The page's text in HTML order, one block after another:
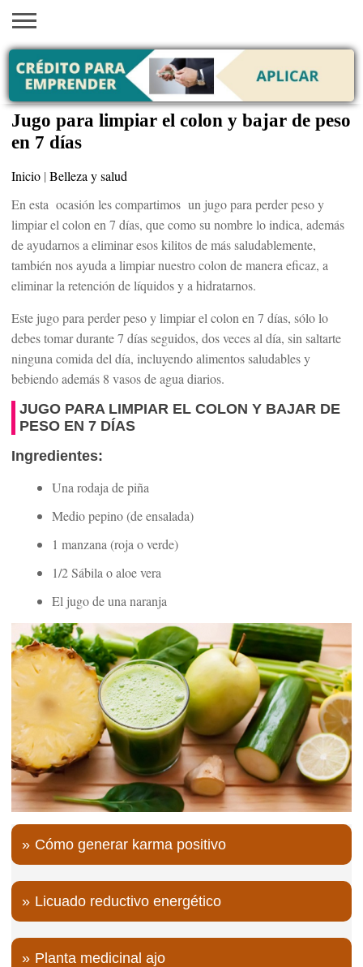
INICIO
AYUDAS
ECONÓMICAS
VACANTES
EN EEUU
SACA
TU
EMPLEOS
TRÁMITES
PRÉSTAMOS
CURSOS
HOGAR
BELLEZA
Jugo para limpiar el colon y bajar de peso
en 7 días
Inicio | Belleza y salud
En esta ocasión les compartimos un jugo para perder peso y
limpiar el colon en 7 días, que como su nombre lo indica, además
de ayudarnos a eliminar esos kilitos de más saludablemente,
también nos ayuda a limpiar nuestro colon de manera eficaz, a
eliminar la retención de líquidos y a hidratarnos.
Este jugo para perder peso y limpiar el colon en 7 días, sólo lo
debes tomar durante 7 días seguidos, dos veces al día, sin saltarte
ninguna comida del día, incluyendo alimentos saludables y
bebiendo además 8 vasos de agua diarios.
JUGO PARA LIMPIAR EL COLON Y BAJAR DE
PESO EN 7 DÍAS
Ingredientes:
Una rodaja de piña
Medio pepino (de ensalada)
1 manzana (roja o verde)
1/2 Sábila o aloe vera
El jugo de una naranja
Cómo generar karma positivo
Licuado reductivo energético
Planta medicinal ajo